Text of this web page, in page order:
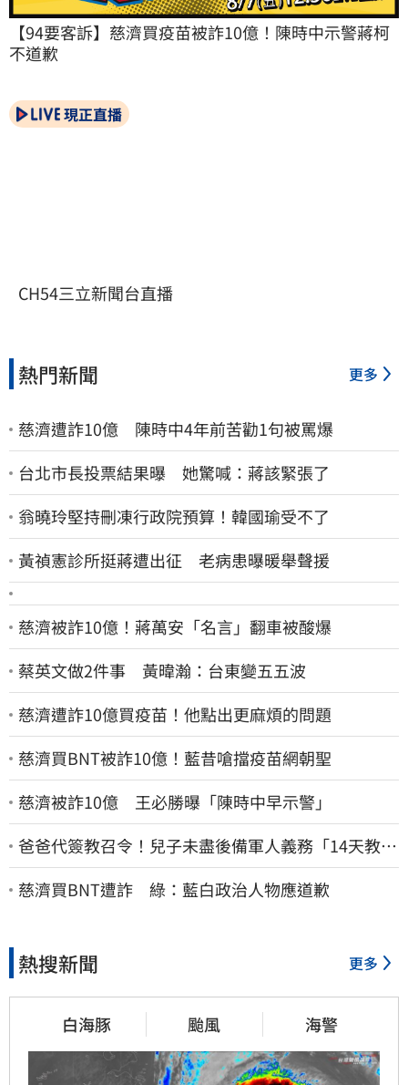
【94要客訴】慈濟買疫苗被詐10億！陳時中示警蔣柯
不道歉
現正直播
CH54三立新聞台直播
熱門新聞 更多
慈濟遭詐10億 陳時中4年前苦勸1句被罵爆
台北市長投票結果曝 她驚喊：蔣該緊張了
翁曉玲堅持刪凍行政院預算！韓國瑜受不了
黃禎憲診所挺蔣遭出征 老病患曝暖舉聲援
慈濟被詐10億！蔣萬安「名言」翻車被酸爆
蔡英文做2件事 黃暐瀚：台東變五五波
慈濟遭詐10億買疫苗！他點出更麻煩的問題
慈濟買BNT被詐10億！藍昔嗆擋疫苗網朝聖
慈濟被詐10億 王必勝曝「陳時中早示警」
爸爸代簽教召令！兒子未盡後備軍人義務「14天教召
不去」換3個月刑期
慈濟買BNT遭詐 綠：藍白政治人物應道歉
熱搜新聞 更多
白海豚 颱風 海警